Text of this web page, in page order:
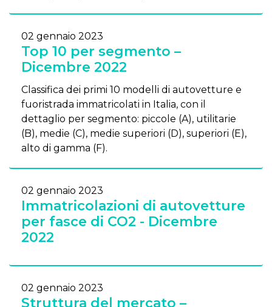
02 gennaio 2023
Top 10 per segmento –
Dicembre 2022
Classifica dei primi 10 modelli di autovetture e
fuoristrada immatricolati in Italia, con il
dettaglio per segmento: piccole (A), utilitarie
(B), medie (C), medie superiori (D), superiori (E),
alto di gamma (F).
02 gennaio 2023
Immatricolazioni di autovetture
per fasce di CO2 - Dicembre
2022
02 gennaio 2023
Struttura del mercato –